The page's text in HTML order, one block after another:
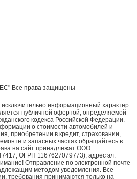
Все права защищены
информационный характер
публичной офертой, определяемой
кодекса Российской Федерации.
о стоимости автомобилей и
приобретении в кредит, страховании,
и запасных частях обращайтесь в
на сайт принадлежат ООО
ОГРН 1167627079773), адрес эл.
Отправление по электронной почте
методом уведомления. Все
требования принимаются только на